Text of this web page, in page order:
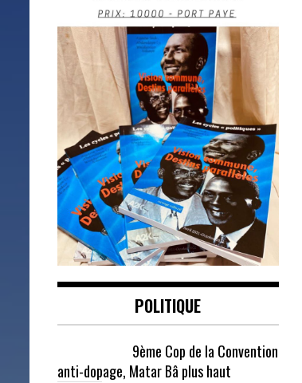
POLITIQUE
9ème Cop de la Convention
anti-dopage, Matar Bâ plus haut